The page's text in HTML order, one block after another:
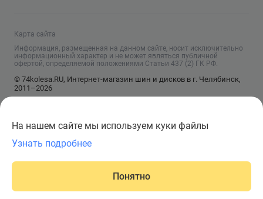
Карта сайта
Информация, размещенная на данном сайте, носит исключительно
информационный характер и не может являться публичной
офертой, определяемой положениями Статьи 437 (2) ГК РФ.
© 74kolesa.RU, Интернет-магазин шин и дисков в г. Челябинск,
2011–2026
На нашем сайте мы используем куки файлы
Узнать подробнее
Понятно